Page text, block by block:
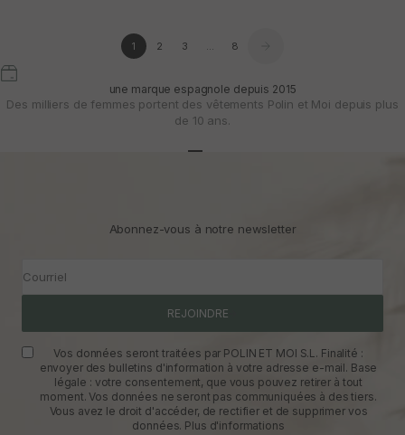
1 2 3 … 8
une marque espagnole depuis 2015
Des milliers de femmes portent des vêtements Polin et Moi depuis plus
de 10 ans.
Abonnez-vous à notre newsletter
Courriel
REJOINDRE
Vos données seront traitées par POLIN ET MOI S.L. Finalité :
envoyer des bulletins d'information à votre adresse e-mail. Base
légale : votre consentement, que vous pouvez retirer à tout
moment. Vos données ne seront pas communiquées à des tiers.
Vous avez le droit d'accéder, de rectifier et de supprimer vos
données. Plus d'informations